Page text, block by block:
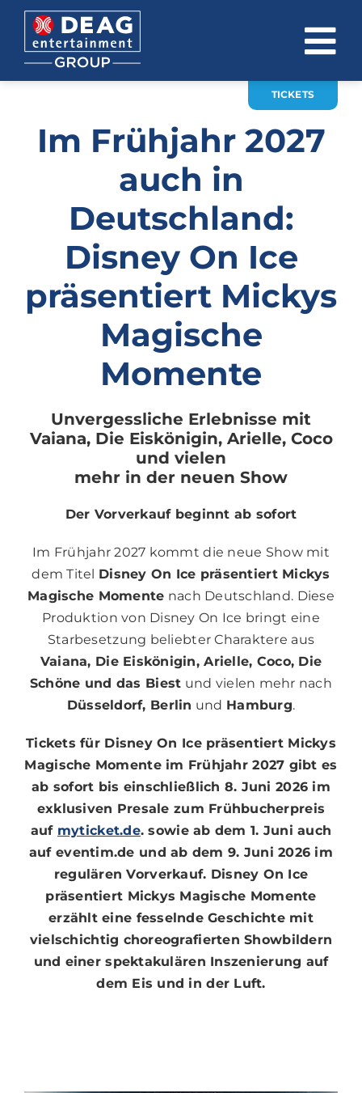
Zum
Inhalt
springen
INVESTOR RELATIONS
KARRIERE
KONTAKT
News
TICKETS
Im Frühjahr 2027
auch in
Deutschland:
Disney On Ice
präsentiert Mickys
Magische
Momente
Unvergessliche Erlebnisse mit
Vaiana, Die Eiskönigin, Arielle, Coco
und vielen
mehr in der neuen Show
Der Vorverkauf beginnt ab sofort
Im Frühjahr 2027 kommt die neue Show mit
dem Titel Disney On Ice präsentiert Mickys
Magische Momente nach Deutschland. Diese
Produktion von Disney On Ice bringt eine
Starbesetzung beliebter Charaktere aus
Vaiana, Die Eiskönigin, Arielle, Coco, Die
Schöne und das Biest und vielen mehr nach
Düsseldorf, Berlin und Hamburg.
Tickets für Disney On Ice präsentiert Mickys
Magische Momente im Frühjahr 2027 gibt es
ab sofort bis einschließlich 8. Juni 2026 im
exklusiven Presale zum Frühbucherpreis
auf myticket.de. sowie ab dem 1. Juni auch
auf eventim.de und ab dem 9. Juni 2026 im
regulären Vorverkauf. Disney On Ice
präsentiert Mickys Magische Momente
erzählt eine fesselnde Geschichte mit
vielschichtig choreografierten Showbildern
und einer spektakulären Inszenierung auf
dem Eis und in der Luft.